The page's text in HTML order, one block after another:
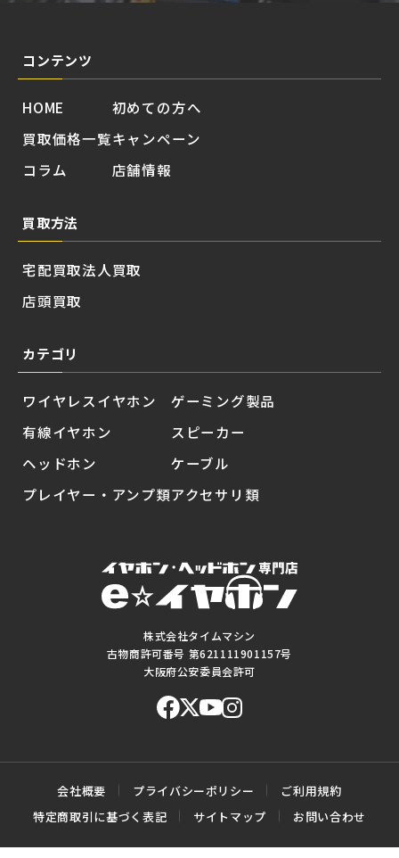
株式会社タイムマシン
古物商許可番号 第621111901157号
大阪府公安委員会許可
コンテンツ
HOME
買取価格一覧
コラム
初めての方へ
キャンペーン
店舗情報
買取方法
宅配買取
店頭買取
法人買取
カテゴリ
ワイヤレスイヤホン
有線イヤホン
ヘッドホン
プレイヤー・アンプ類
ゲーミング製品
スピーカー
ケーブル
アクセサリ類
会社概要 プライバシーポリシー
ご利用規約
特定商取引に基づく表記
サイトマップ お問い合わせ